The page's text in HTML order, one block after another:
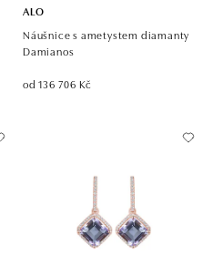
ALO
Náušnice s ametystem diamanty
Damianos
od 136 706 Kč